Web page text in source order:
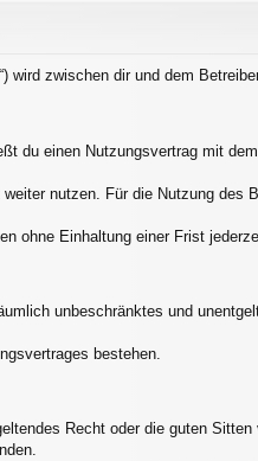
wird zwischen dir und dem
du einen Nutzungsvertrag mit
nutzen. Für die Nutzung des
ohne Einhaltung einer Frist
unbeschränktes und
bestehen.
Recht oder die guten